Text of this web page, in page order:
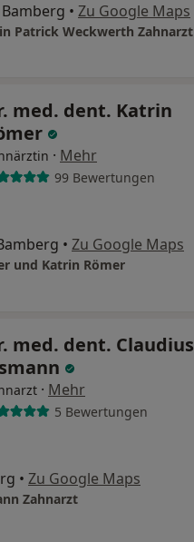
• Zu Google Maps
Patrick Weckwerth Zahnarzt
med. dent. Katrin
· Mehr
99 Bewertungen
• Zu Google Maps
und Katrin Römer
med. dent. Claudius
· Mehr
5 Bewertungen
• Zu Google Maps
Zahnarzt